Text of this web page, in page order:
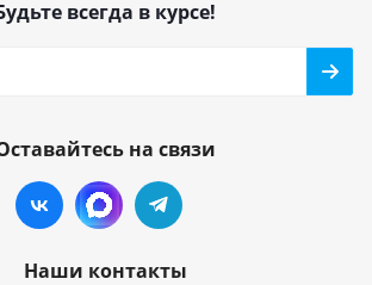
всегда в курсе!
на связи
Наши контакты